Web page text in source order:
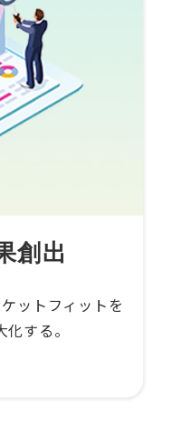
創出
ットフィットを
する。